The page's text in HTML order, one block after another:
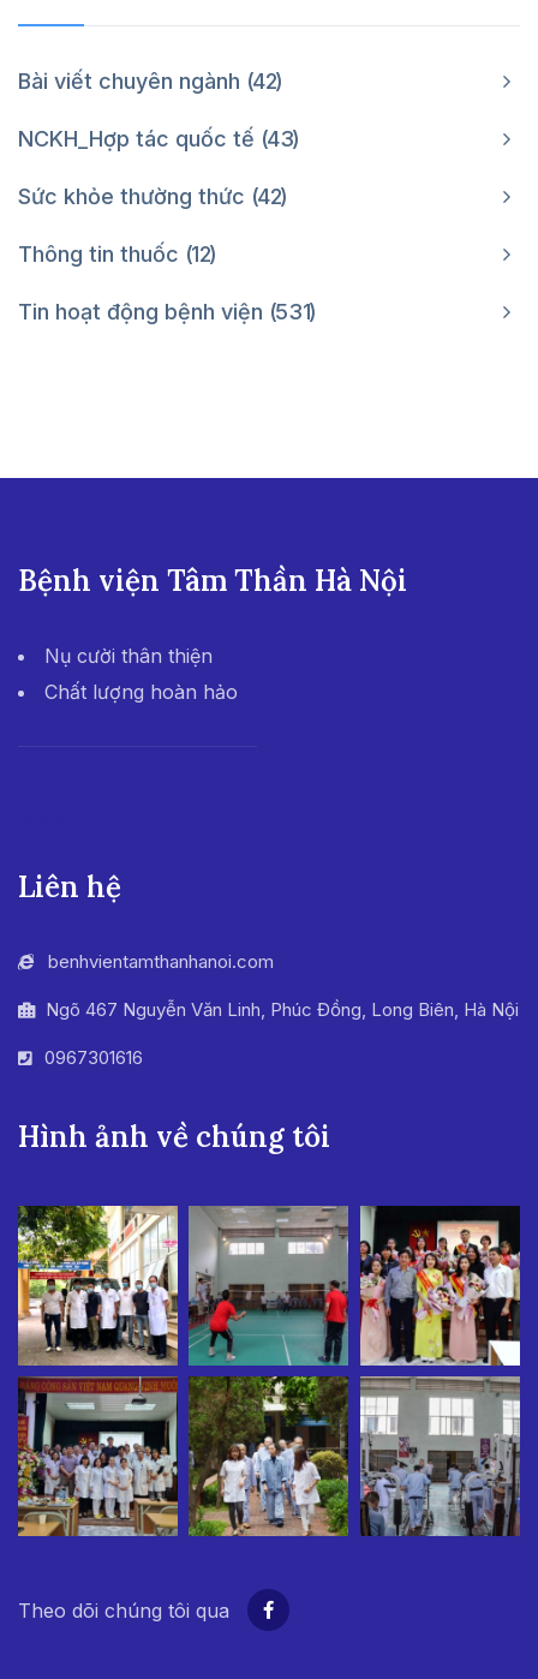
Bài viết chuyên ngành 42
NCKH_Hợp tác quốc tế 43
Sức khỏe thường thức 42
Thông tin thuốc 12
Tin hoạt động bệnh viện 531
Bệnh viện Tâm Thần Hà Nội
Nụ cười thân thiện
Chất lượng hoàn hảo
Liên hệ
benhvientamthanhanoi.com
Ngõ 467 Nguyễn Văn Linh, Phúc Đồng, Long Biên, Hà Nội
0967301616
Hình ảnh về chúng tôi
Theo dõi chúng tôi qua